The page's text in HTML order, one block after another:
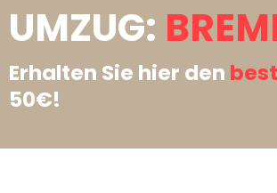
UMZUG:
Erhalten Sie hier den
50€!